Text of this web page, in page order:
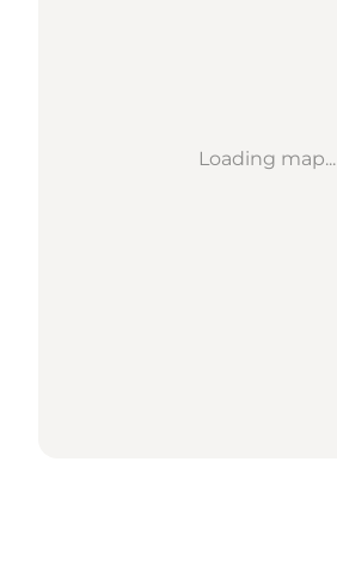
Loading map...